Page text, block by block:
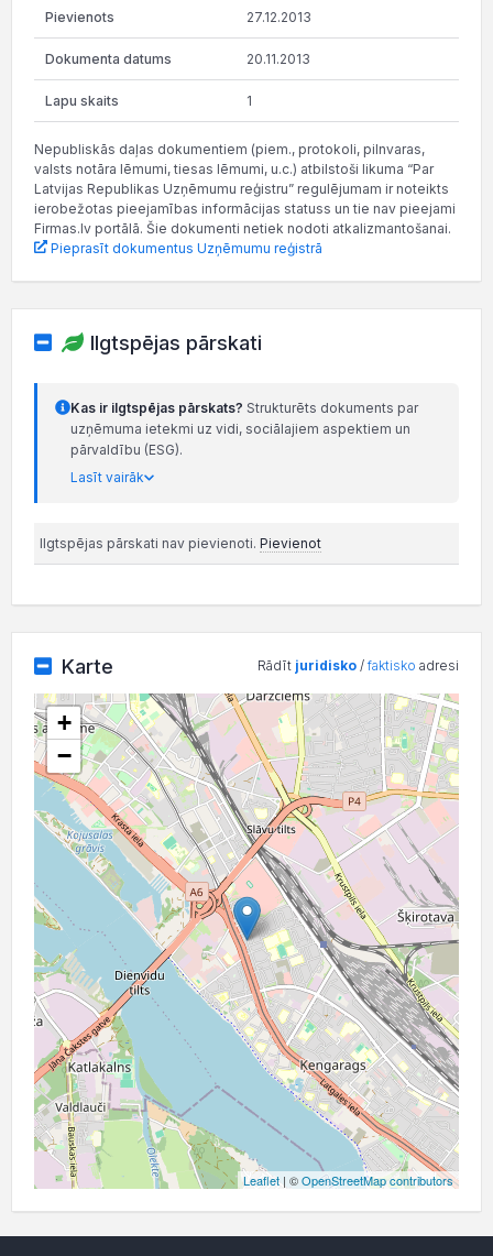
27.12.2013
20.11.2013
1
Nepubliskās daļas dokumentiem (piem., protokoli, pilnvaras,
valsts notāra lēmumi, tiesas lēmumi, u.c.) atbilstoši likuma “Par
Latvijas Republikas Uzņēmumu reģistru” regulējumam ir noteikts
ierobežotas pieejamības informācijas statuss un tie nav pieejami
Firmas.lv portālā. Šie dokumenti netiek nodoti atkalizmantošanai.
Pieprasīt dokumentus Uzņēmumu reģistrā
Ilgtspējas pārskati
Kas ir ilgtspējas pārskats? Strukturēts dokuments par
uzņēmuma ietekmi uz vidi, sociālajiem aspektiem un
pārvaldību (ESG).
Lasīt vairāk
Ilgtspējas pārskati nav pievienoti. Pievienot
Karte Rādīt juridisko /faktisko adresi
+
−
Leaflet| ©OpenStreetMap contributors